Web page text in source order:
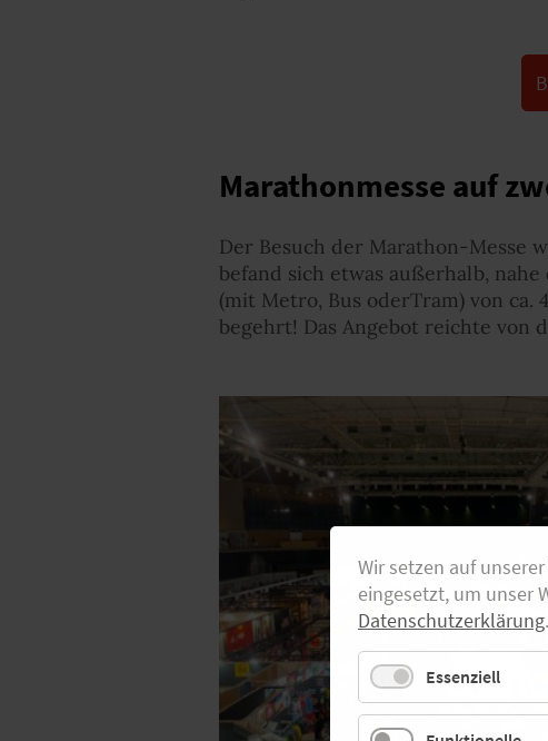
Marathonmesse auf
Der Besuch der Marathon-Messe
befand sich etwas außerhalb,
(mit Metro, Bus oderTram) von ca.
begehrt! Das Angebot reichte von
Wir setzen auf
eingesetzt, um unser
Datenschutzerklärung.
Essenziell